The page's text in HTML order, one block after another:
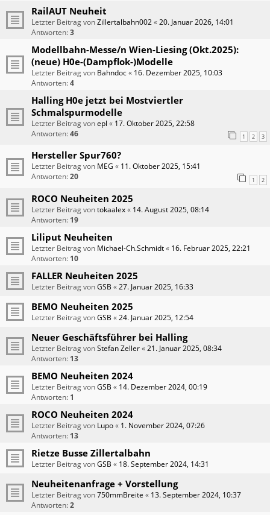
RailAUT Neuheit
Letzter Beitrag vonZillertalbahn002«20. Januar 2026, 14:01
Antworten:3
Modellbahn-Messe/n Wien-Liesing (Okt.2025):
(neue) H0e-(Dampflok-)Modelle
Letzter Beitrag von Bahndoc« 16. Dezember 2025, 10:03
Antworten:4
Halling H0e jetzt bei Mostviertler
Schmalspurmodelle
Letzter Beitrag vonepl « 17. Oktober 2025, 22:58
Antworten:46 1 2 3
Hersteller Spur760?
Letzter Beitrag von MEG « 11. Oktober 2025, 15:41
Antworten:20 1 2
ROCO Neuheiten 2025
Letzter Beitrag vontokaalex« 14. August 2025, 08:14
Antworten: 19
Liliput Neuheiten
Letzter Beitrag von Michael-Ch.Schmidt« 16. Februar 2025, 22:21
Antworten: 10
FALLER Neuheiten 2025
Letzter Beitrag vonGSB «27. Januar 2025, 16:33
BEMO Neuheiten 2025
Letzter Beitrag vonGSB «24. Januar 2025, 12:54
Neuer Geschäftsführer bei Halling
Letzter Beitrag vonStefan Zeller«21. Januar 2025, 08:34
Antworten: 13
BEMO Neuheiten 2024
Letzter Beitrag vonGSB « 14. Dezember 2024, 00:19
Antworten: 1
ROCO Neuheiten 2024
Letzter Beitrag von Lupo« 1. November 2024, 07:26
Antworten: 13
Rietze Busse Zillertalbahn
Letzter Beitrag vonGSB « 18. September 2024, 14:31
Neuheitenanfrage + Vorstellung
Letzter Beitrag von750mmBreite « 13. September 2024, 10:37
Antworten:2